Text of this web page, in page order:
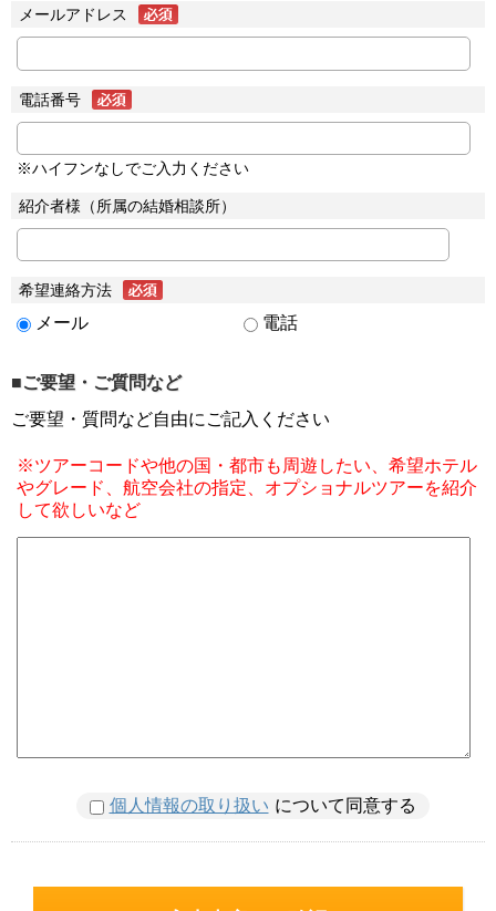
メールアドレス
電話番号
※ハイフンなしでご入力ください
紹介者様（所属の結婚相談所）
希望連絡方法
メール 電話
■ご要望・ご質問など
ご要望・質問など自由にご記入ください
※ツアーコードや他の国・都市も周遊したい、希望ホテル
やグレード、航空会社の指定、オプショナルツアーを紹介
して欲しいなど
個人情報の取り扱い について同意する